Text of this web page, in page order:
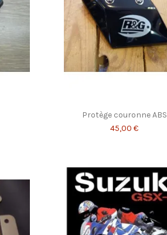
Protège couronne ABS
45,00 €